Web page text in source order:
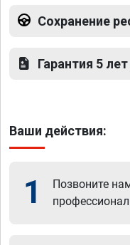
Сохранение
Гарантия 5 лет
Ваши действия:
1 Позвоните